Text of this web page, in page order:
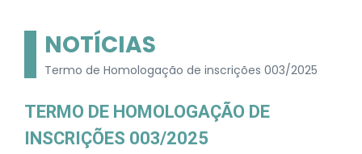
NOTÍCIAS
Termo de Homologação de inscrições 003/2025
TERMO DE HOMOLOGAÇÃO DE
INSCRIÇÕES 003/2025